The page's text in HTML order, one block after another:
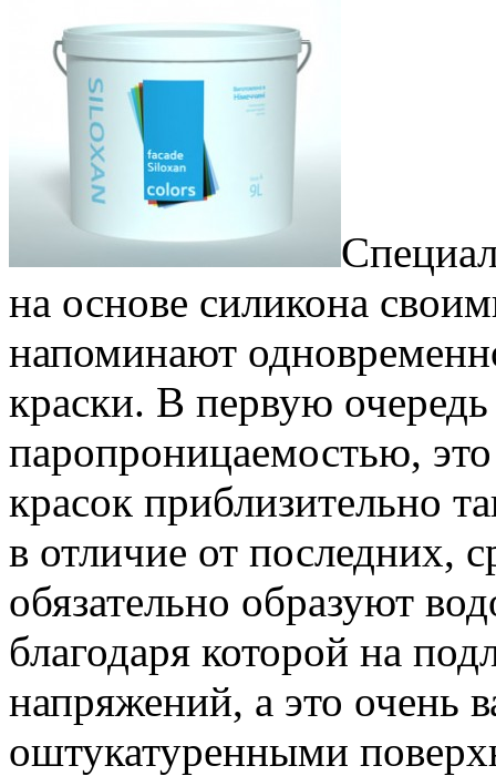
на основе силикона
напоминают
краски. В первую
паропроницаемостью,
красок приблизительно
в отличие от последних,
обязательно образуют
благодаря которой на
напряжений, а это очень
оштукатуренными